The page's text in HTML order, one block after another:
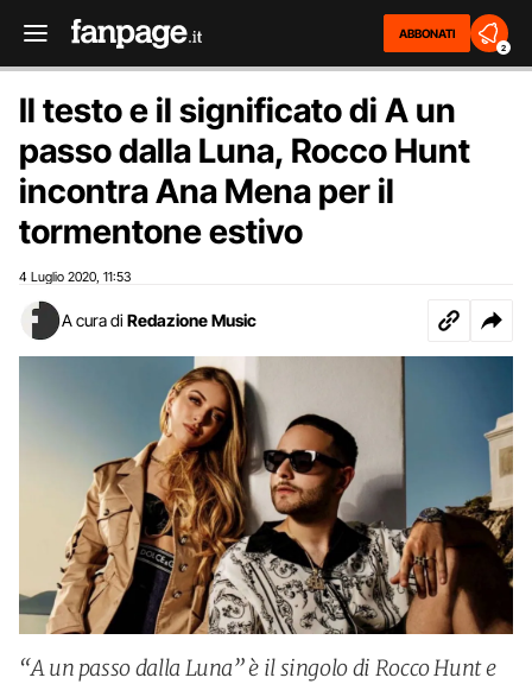
ABBONATI
2
Il testo e il significato di A un
passo dalla Luna, Rocco Hunt
incontra Ana Mena per il
tormentone estivo
4 Luglio 2020 11:53
A cura di Redazione Music
“A un passo dalla Luna” è il singolo di Rocco Hunt e